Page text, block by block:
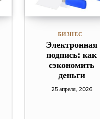
БИЗНЕС
Электронная
подпись: как
сэкономить
деньги
25 апреля, 2026